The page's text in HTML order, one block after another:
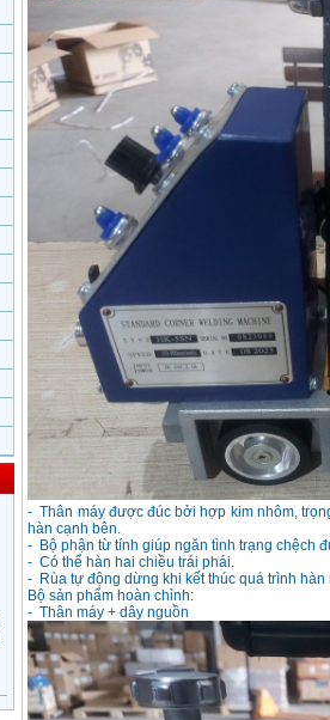
- Thân máy được đúc bởi hợp kim nhôm,
hàn cạnh bên.
- Bộ phận từ tính giúp ngăn tình trạng chệch
- Có thể hàn hai chiều trái phái.
- Rùa tự động dừng khi kết thúc quá trình
Bộ sản phẩm hoàn chỉnh:
- Thân máy + dây nguồn